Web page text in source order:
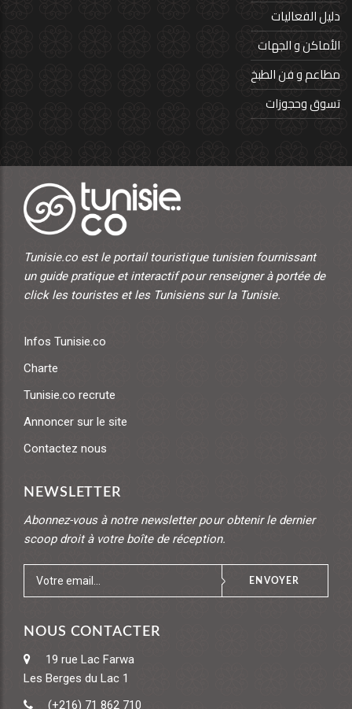
دليل الفعاليات
الأماكن و الجهات
مطاعم و فن الطبخ
تسوق وحجوزات
Tunisie.co est le portail touristique tunisien fournissant
un guide pratique et interactif pour renseigner à portée de
click les touristes et les Tunisiens sur la Tunisie.
Infos Tunisie.co
Charte
Tunisie.co recrute
Annoncer sur le site
Contactez nous
NEWSLETTER
Abonnez-vous à notre newsletter pour obtenir le dernier
scoop droit à votre boîte de réception.
ENVOYER
NOUS CONTACTER
19 rue Lac Farwa
Les Berges du Lac 1
(+216) 71 862 710